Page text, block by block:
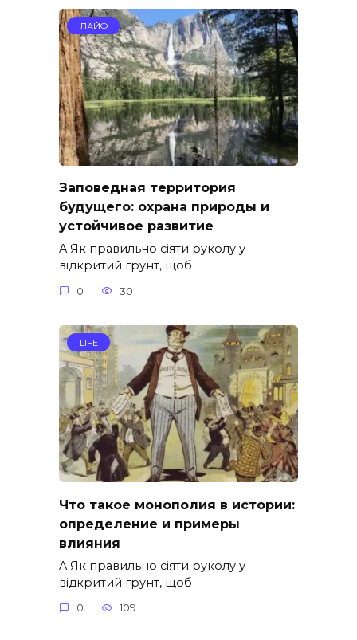
ЛАЙФ
Заповедная территория
будущего: охрана природы и
устойчивое развитие
A Як правильно сіяти руколу у
відкритий грунт, щоб
0 30
LIFE
Что такое монополия в истории:
определение и примеры
влияния
A Як правильно сіяти руколу у
відкритий грунт, щоб
0 109